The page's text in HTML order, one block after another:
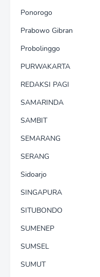
Ponorogo
Prabowo Gibran
Probolinggo
PURWAKARTA
REDAKSI PAGI
SAMARINDA
SAMBIT
SEMARANG
SERANG
Sidoarjo
SINGAPURA
SITUBONDO
SUMENEP
SUMSEL
SUMUT